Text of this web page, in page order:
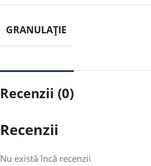
GRANULAȚIE
Recenzii (0)
Recenzii
Nu există încă recenzii